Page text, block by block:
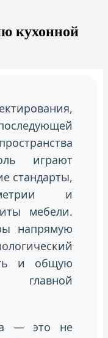
кухонной
играют
стандарты,
и
мебели.
напрямую
и общую
главной
— это не